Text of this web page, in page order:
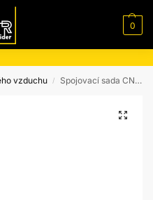
0
vzduchu / Spojovací sada CNK pro 4 filtry velikosti 119 až 297